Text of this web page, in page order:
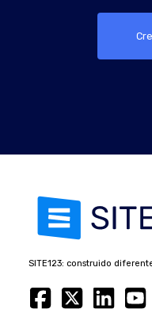
SITE123: construido